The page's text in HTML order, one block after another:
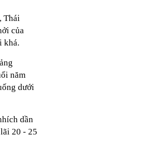
Thái
của
khá.
năm
dưới
dần
20 - 25